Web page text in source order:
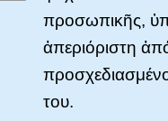
προσωπικῆς,
ἀπεριόριστη
του.